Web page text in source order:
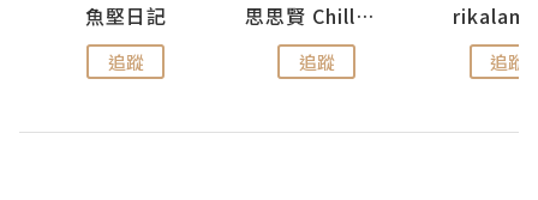
魚堅日記
追蹤
思思賢 ChillMyBabe
追蹤 追蹤